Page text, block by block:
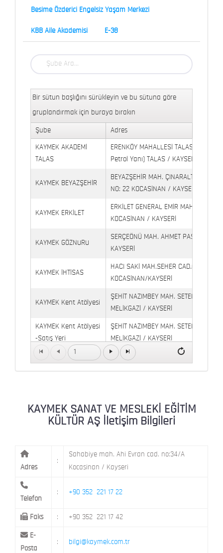
Besime Özderici Engelsiz Yaşam Merkezi
KBB Aile Akademisi E-38
Bir sütun başlığını sürükleyin ve bu sütuna göre
gruplandırmak için buraya bırakın
Şube Adres
KAYMEK AKADEMİ
TALAS
ERENKÖY MAHALLESİ TALAS
Petrol Yanı) TALAS / KAYSERİ
KAYMEK BEYAZŞEHİR
BEYAZŞEHİR MAH. ÇINARALTI
NO: 22 KOCASİNAN / KAYSERİ
KAYMEK ERKİLET
ERKİLET GENERAL EMİR MAH.
KOCASİNAN / KAYSERİ
KAYMEK GÖZNURU
SERÇEÖNÜ MAH. AHMET PAŞA CAD.
KAYSERİ
KAYMEK İHTİSAS
HACI SAKİ MAH.SEHER CAD.(6009
KOCASİNAN/KAYSERİ
KAYMEK Kent Atölyesi
ŞEHİT NAZIMBEY MAH. SETENÖNÜ
MELİKGAZİ / KAYSERİ
KAYMEK Kent Atölyesi
-Satış Yeri
ŞEHİT NAZIMBEY MAH. SETENÖNÜ
MELİKGAZİ / KAYSERİ
Kaymek Köşk Sosyal
Köşk Mahallesi, Orgeneral Eşref Bitlis
KAYMEK SÜMER MEVLANA MAH. 8. CAD. NO: 28
MİMARSİNAN DEMOKRASİ MAH. FATİN
1
KAYMEK SANAT VE MESLEKİ EĞİTİM
KÜLTÜR AŞ İletişim Bilgileri
Adres
:
Sahabiye mah. Ahi Evran cad. no:34/A
Kocasinan / Kayseri
Telefon
: +90 352 221 17 22
Faks : +90 352 221 17 42
E-
Posta
: bilgi@kaymek.com.tr